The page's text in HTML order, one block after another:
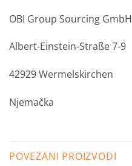
OBI Group Sourcing GmbH
Albert-Einstein-Straße 7-9
42929 Wermelskirchen
Njemačka
POVEZANI PROIZVODI